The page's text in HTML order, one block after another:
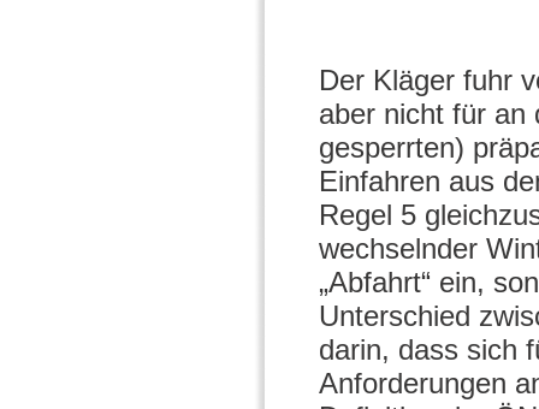
Der Kläger fuhr
aber nicht für an
gesperrten)
Einfahren aus
Regel 5
wechselnder
„Abfahrt“ ein,
Unterschied
darin, dass sich
Anforderungen